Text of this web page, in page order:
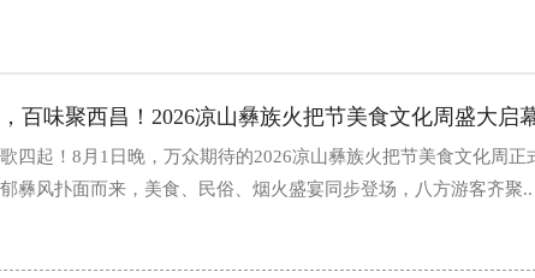
百味聚西昌！2026凉山彝族火把节美食文化周盛大启
四起！8月1日晚，万众期待的2026凉山彝族火把节美食文化周正
彝风扑面而来，美食、民俗、烟火盛宴同步登场，八方游客齐聚..